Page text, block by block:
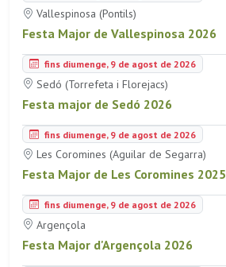
Vallespinosa (Pontils)
Festa Major de Vallespinosa 2026
fins diumenge, 9 de agost de 2026
Sedó (Torrefeta i Florejacs)
Festa major de Sedó 2026
fins diumenge, 9 de agost de 2026
Les Coromines (Aguilar de Segarra)
Festa Major de Les Coromines 2025
fins diumenge, 9 de agost de 2026
Argençola
Festa Major d'Argençola 2026